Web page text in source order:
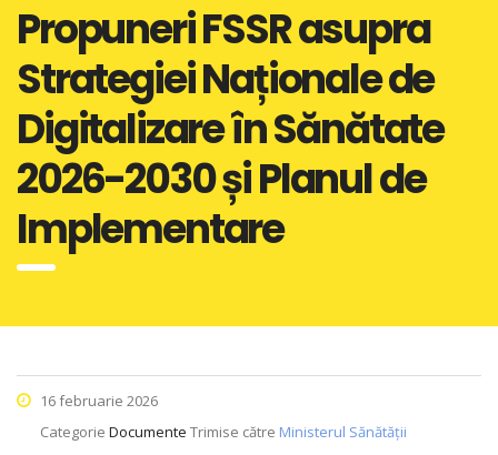
Propuneri FSSR asupra
Strategiei Naționale de
Digitalizare în Sănătate
2026-2030 și Planul de
Implementare
16 februarie 2026
Categorie Documente Trimise către Ministerul Sănătății